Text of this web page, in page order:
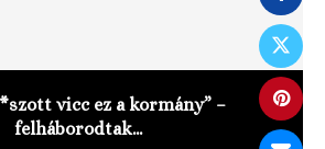
vicc ez a kormány” –
felháborodtak...